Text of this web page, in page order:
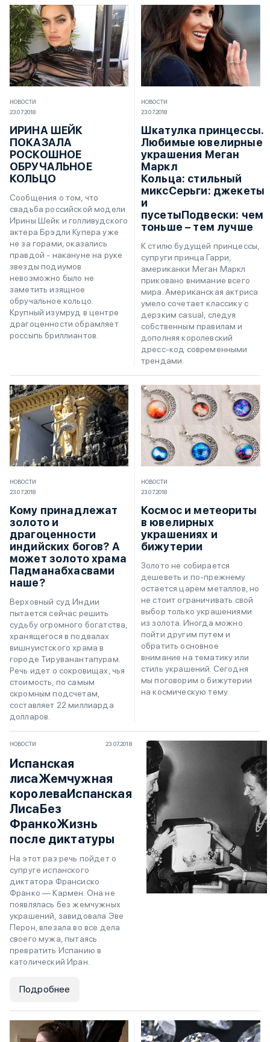
НОВОСТИ
23.07.2018
ИРИНА ШЕЙК
ПОКАЗАЛА
РОСКОШНОЕ
ОБРУЧАЛЬНОЕ
КОЛЬЦО
Сообщения о том, что
свадьба российской модели
Ирины Шейк и голливудского
актера Брэдли Купера уже
не за горами, оказались
правдой - накануне на руке
звезды подиумов
невозможно было не
заметить изящное
обручальное кольцо.
Крупный изумруд в центре
драгоценности обрамляет
россыпь бриллиантов.
НОВОСТИ
23.07.2018
Шкатулка принцессы.
Любимые ювелирные
украшения Меган
Маркл
Кольца: стильный
миксСерьги: джекеты
и
пусетыПодвески: чем
тоньше – тем лучше
К стилю будущей принцессы,
супруги принца Гарри,
американки Меган Маркл
приковано внимание всего
мира. Американская актриса
умело сочетает классику с
дерзким casual, следуя
собственным правилам и
дополняя королевский
дресс-код современными
трендами.
НОВОСТИ
23.07.2018
Кому принадлежат
золото и
драгоценности
индийских богов? А
может золото храма
Падманабхасвами
наше?
Верховный суд Индии
пытается сейчас решить
судьбу огромного богатства,
хранящегося в подвалах
вишнуистского храма в
городе Тируванантапурам.
Речь идет о сокровищах, чья
стоимость, по самым
скромным подсчетам,
составляет 22 миллиарда
долларов.
НОВОСТИ
23.07.2018
Космос и метеориты
в ювелирных
украшениях и
бижутерии
Золото не собирается
дешеветь и по-прежнему
остается царем металлов, но
не стоит ограничивать свой
выбор только украшениями
из золота. Иногда можно
пойти другим путем и
обратить основное
внимание на тематику или
стиль украшений. Сегодня
мы поговорим о бижутерии
на космическую тему.
НОВОСТИ 23.07.2018
Испанская
лисаЖемчужная
королеваИспанская
ЛисаБез
ФранкоЖизнь
после диктатуры
На этот раз речь пойдет о
супруге испанского
диктатора Франсиско
Франко — Кармен. Она не
появлялась без жемчужных
украшений, завидовала Эве
Перон, влезала во все дела
своего мужа, пытаясь
превратить Испанию в
католический Иран.
Подробнее